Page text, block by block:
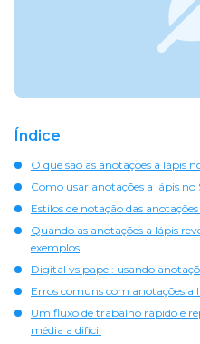
Índice
O que são as anotações a lápis
Como usar anotações a lápis no
Estilos de notação das
Quando as anotações a lápis
exemplos
Digital vs papel: usando
Erros comuns com anotações a
Um fluxo de trabalho rápido e
média a difícil